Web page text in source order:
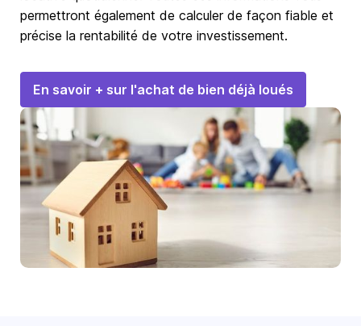
permettront également de calculer de façon fiable et
précise la rentabilité de votre investissement.
En savoir + sur l'achat de bien déjà loués